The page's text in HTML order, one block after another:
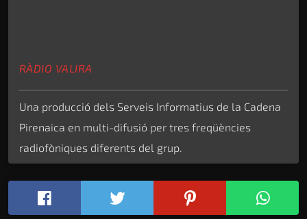
RÀDIO VALIRA
Una producció dels Serveis Informatius de la Cadena
Pirenaica en multi-difusió per tres freqüències
radiofòniques diferents del grup.